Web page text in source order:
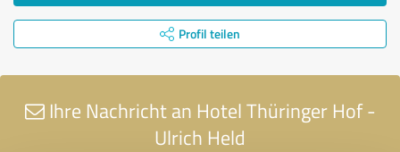
Profil teilen
Ihre Nachricht an Hotel Thüringer Hof -
Ulrich Held